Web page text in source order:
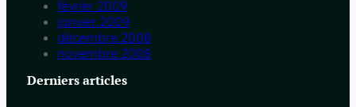
février 2009
janvier 2009
décembre 2008
novembre 2008
Derniers articles